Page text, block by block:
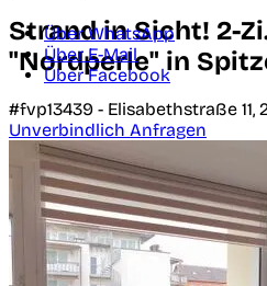
Über WhatsApp
Über E-Mail
Über Facebook
Strand in Sicht! 2-
"Nordperle" in
#fvp13439 - Elisabethstraße 11,
Unverbindlich Anfragen